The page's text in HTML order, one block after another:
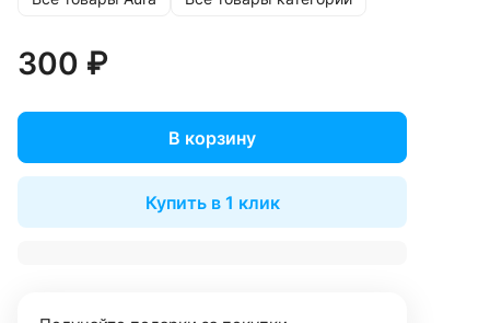
300 ₽
В корзину
Купить в 1 клик